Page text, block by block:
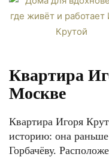
Квартира
Москве
Квартира Игоря
историю: она
Горбачёву.